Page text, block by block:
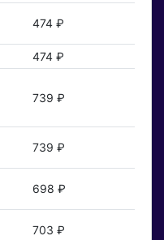
474 ₽
474 ₽
739 ₽
739 ₽
698 ₽
703 ₽